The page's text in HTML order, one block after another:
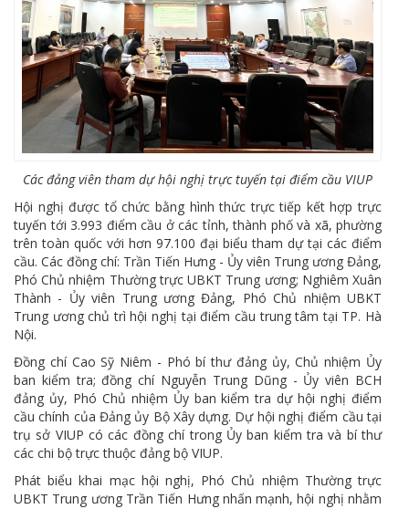
Các đảng viên tham dự hội nghị trực tuyến tại điểm cầu VIUP
Hội nghị được tổ chức bằng hình thức trực tiếp kết hợp trực
tuyến tới 3.993 điểm cầu ở các tỉnh, thành phố và xã, phường
trên toàn quốc với hơn 97.100 đại biểu tham dự tại các điểm
cầu. Các đồng chí: Trần Tiến Hưng - Ủy viên Trung ương Đảng,
Phó Chủ nhiệm Thường trực UBKT Trung ương; Nghiêm Xuân
Thành - Ủy viên Trung ương Đảng, Phó Chủ nhiệm UBKT
Trung ương chủ trì hội nghị tại điểm cầu trung tâm tại TP. Hà
Nội.
Đồng chí Cao Sỹ Niêm - Phó bí thư đảng ủy, Chủ nhiệm Ủy
ban kiểm tra; đồng chí Nguyễn Trung Dũng - Ủy viên BCH
đảng ủy, Phó Chủ nhiệm Ủy ban kiểm tra dự hội nghị điểm
cầu chính của Đảng ủy Bộ Xây dựng. Dự hội nghị điểm cầu tại
trụ sở VIUP có các đồng chí trong Ủy ban kiểm tra và bí thư
các chi bộ trực thuộc đảng bộ VIUP.
Phát biểu khai mạc hội nghị, Phó Chủ nhiệm Thường trực
UBKT Trung ương Trần Tiến Hưng nhấn mạnh, hội nghị nhằm